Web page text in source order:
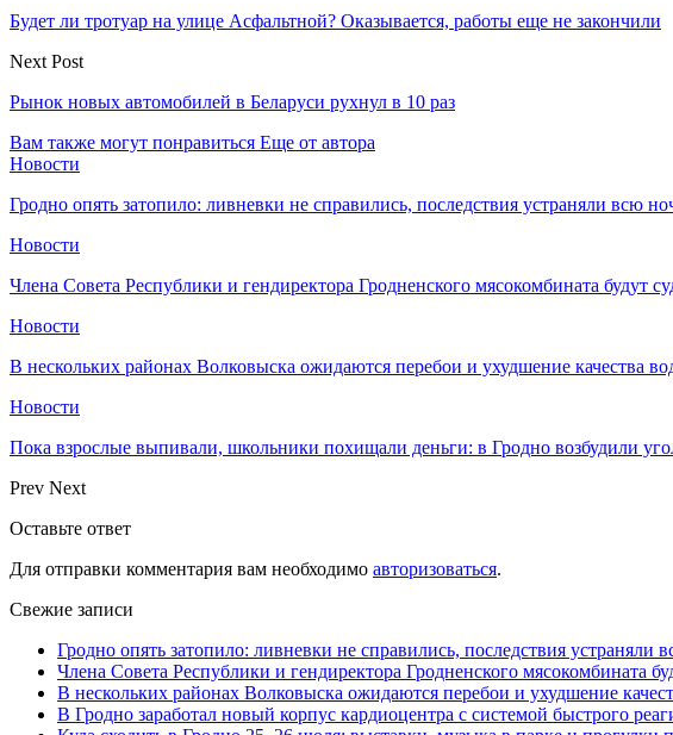
Будет ли тротуар на улице Асфальтной? Оказывается, работы еще не закончили
Next Post
Рынок новых автомобилей в Беларуси рухнул в 10 раз
Вам также могут понравиться Еще от автора
Новости
Гродно опять затопило: ливневки не справились, последствия устраняли всю
Новости
Члена Совета Республики и гендиректора Гродненского мясокомбината будут
Новости
В нескольких районах Волковыска ожидаются перебои и ухудшение качества
Новости
Пока взрослые выпивали, школьники похищали деньги: в Гродно возбудили
Prev Next
Оставьте ответ
Для отправки комментария вам необходимо авторизоваться.
Свежие записи
Гродно опять затопило: ливневки не справились, последствия устраняли
Члена Совета Республики и гендиректора Гродненского мясокомбината
В нескольких районах Волковыска ожидаются перебои и ухудшение
В Гродно заработал новый корпус кардиоцентра с системой быстрого